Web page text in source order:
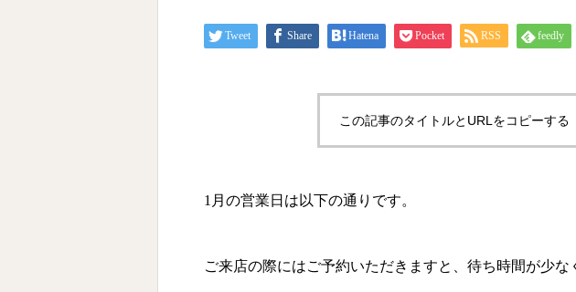
Tweet Share Hatena Pocket RSS feedly
この記事のタイトルとURLをコピーする
1月の営業日は以下の通りです。
ご来店の際にはご予約いただきますと、待ち時間が少な